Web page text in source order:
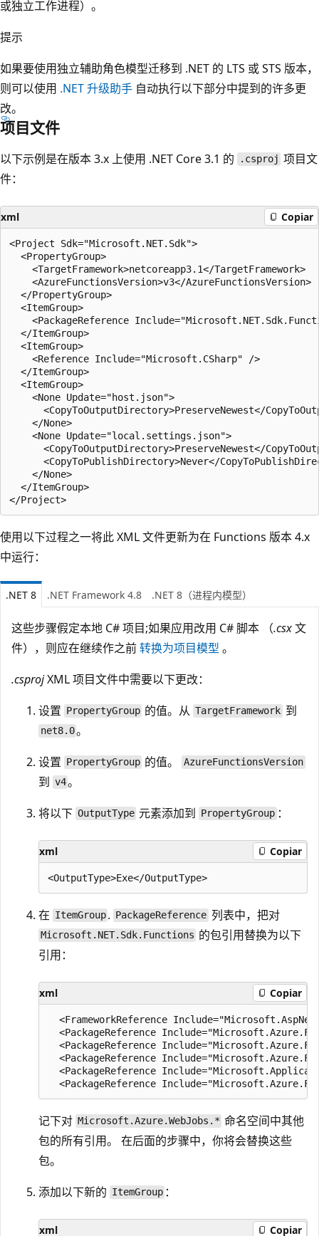
或独立工作进程）。
提示
如果要使用独立辅助角色模型迁移到 .NET 的 LTS 或 STS 版本，
则可以使用 .NET 升级助手 自动执行以下部分中提到的许多更
改。
项目文件
以下示例是在版本 3.x 上使用 .NET Core 3.1 的 .csproj 项目文
件：
xml Copiar
<Project Sdk="Microsoft.NET.Sdk">
  <PropertyGroup>
    <TargetFramework>netcoreapp3.1</TargetFramework>
    <AzureFunctionsVersion>v3</AzureFunctionsVersion>
  </PropertyGroup>
  <ItemGroup>
<PackageReference
  </ItemGroup>
  <ItemGroup>
    <Reference Include="Microsoft.CSharp" />
  </ItemGroup>
  <ItemGroup>
    <None Update="host.json">
<CopyToOutputDirectory>PreserveNewest</
    </None>
    <None Update="local.settings.json">
<CopyToOutputDirectory>PreserveNewest</
<CopyToPublishDirectory>Never</
    </None>
  </ItemGroup>
使用以下过程之一将此 XML 文件更新为在 Functions 版本 4.x
中运行：
.NET 8 .NET Framework 4.8 .NET 8（进程内模型）
这些步骤假定本地 C# 项目;如果应用改用 C# 脚本 （.csx文
件），则应在继续作之前转换为项目模型 。
.csprojXML 项目文件中需要以下更改：
设置 PropertyGroup 的值。从 TargetFramework 到
net8.0。
设置 PropertyGroup 的值。 AzureFunctionsVersion
到 v4。
将以下 OutputType 元素添加到 PropertyGroup ：
xml Copiar
在 ItemGroup . PackageReference 列表中，把对
Microsoft.NET.Sdk.Functions 的包引用替换为以下
引用：
xml Copiar
<FrameworkReference
<PackageReference
<PackageReference
<PackageReference
<PackageReference
记下对 Microsoft.Azure.WebJobs.* 命名空间中其他
包的所有引用。 在后面的步骤中，你将会替换这些
包。
添加以下新的 ItemGroup ：
xml Copiar